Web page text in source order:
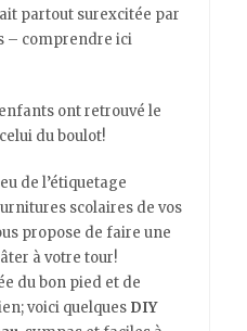
partout surexcitée par
– comprendre ici
ont retrouvé le
du boulot!
de l’étiquetage
scolaires de vos
propose de faire une
à votre tour!
du bon pied et de
voici quelques DIY